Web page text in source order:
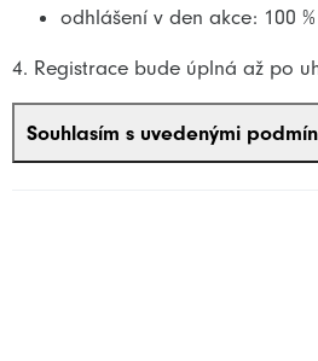
odhlášení v den akce: 100
4. Registrace bude úplná až po